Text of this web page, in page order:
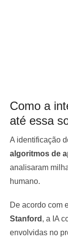
Como a
até essa
A identificação
algoritmos de
analisaram
humano.
De acordo com
Stanford , a IA
envolvidas no